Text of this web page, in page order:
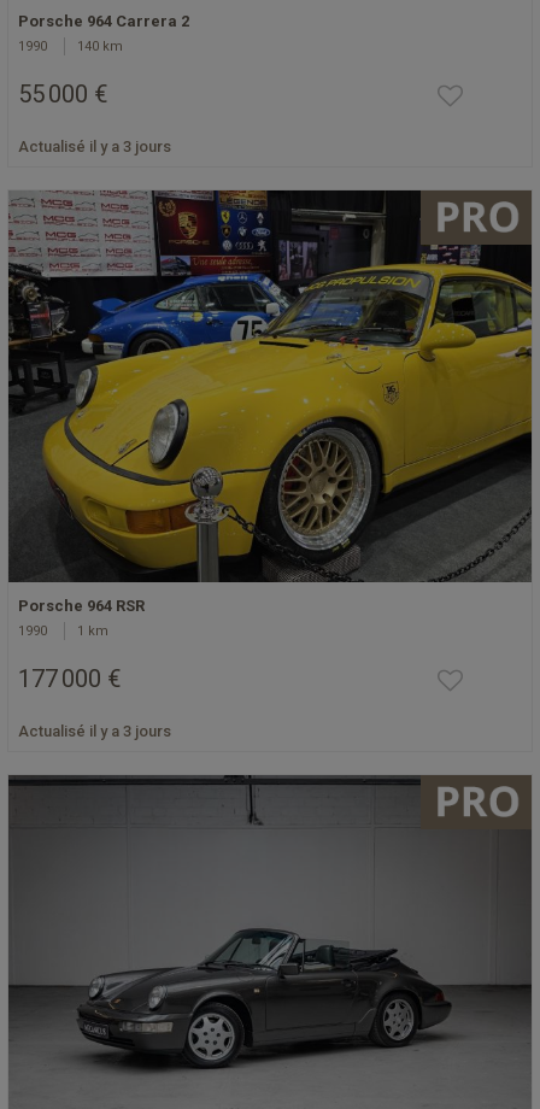
Porsche 964 Carrera 2
1990 140 km
55 000 €
Actualisé il y a 3 jours
Porsche 964 RSR
1990 1 km
177 000 €
Actualisé il y a 3 jours